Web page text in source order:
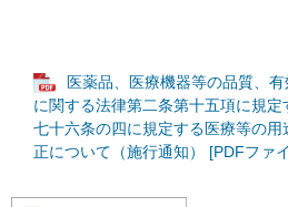
医薬品、医療機器等の品質、
に関する法律第二条第十五項に規
七十六条の四に規定する医療等の
正について（施行通知） [PDFファ